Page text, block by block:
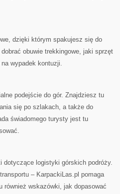
dzięki którym spakujesz się do
obuwie trekkingowe, jaki sprzęt
wypadek kontuzji.
podejście do gór. Znajdziesz tu
się po szlakach, a także do
świadomego turysty jest tu
dotyczące logistyki górskich podróży.
– KarpackiLas.pl pomaga
również wskazówki, jak dopasować